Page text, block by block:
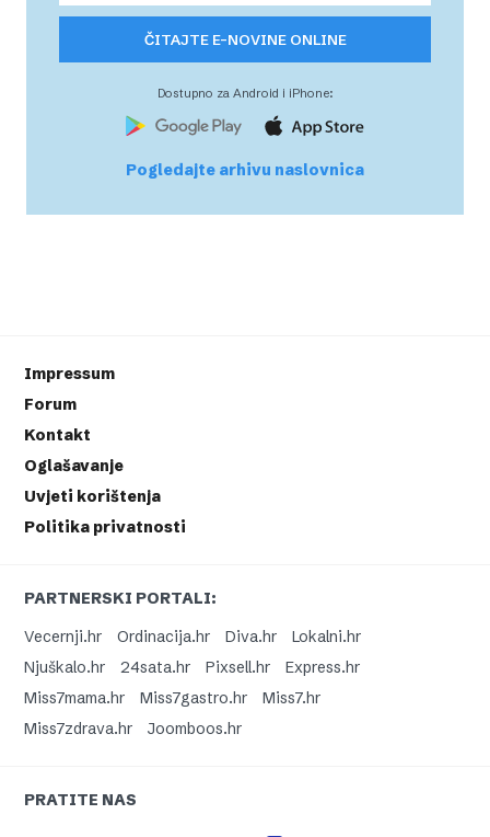
ČITAJTE E-NOVINE ONLINE
Dostupno za Android i iPhone:
Pogledajte arhivu naslovnica
Impressum
Forum
Kontakt
Oglašavanje
Uvjeti korištenja
Politika privatnosti
PARTNERSKI PORTALI:
Vecernji.hr
Ordinacija.hr Diva.hr
Lokalni.hr
Njuškalo.hr
24sata.hr Pixsell.hr
Express.hr
Miss7mama.hr
Miss7gastro.hr
Miss7.hr
Miss7zdrava.hr
Joomboos.hr
PRATITE NAS